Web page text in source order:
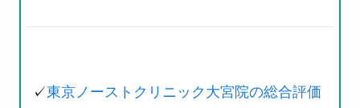
✓東京ノーストクリニック大宮院の総合評価